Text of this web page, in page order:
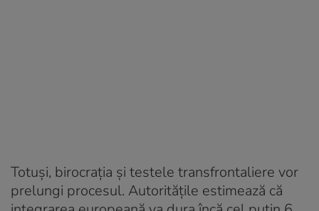
Totuși, birocrația și testele transfrontaliere vor
prelungi procesul. Autoritățile estimează că